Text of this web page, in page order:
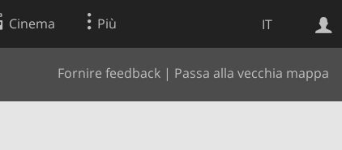
IT
Cinema Più
Fornire feedback | Passa alla vecchia mappa
Ricerca Web